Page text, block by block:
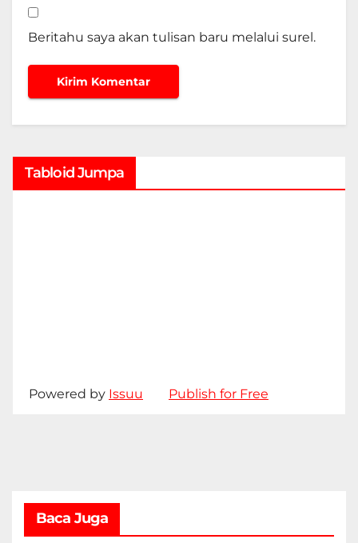
Beritahu saya akan tulisan baru melalui surel.
Tabloid Jumpa
Powered by Issuu Publish for Free
Baca Juga